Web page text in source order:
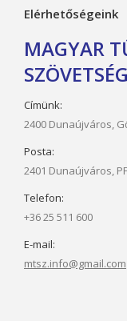
Elérhetőségeink
MAGYAR
Címünk:
2400 Dunaújváros,
Posta:
2401 Dunaújváros,
Telefon:
+36 25 511 600
E-mail:
mtsz.info@gmail.com